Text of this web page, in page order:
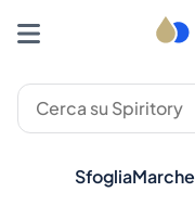
SfogliaMarche